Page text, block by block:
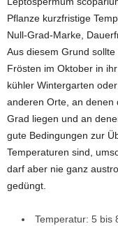
Pflanze kurzfristige
Null-Grad-Marke,
Aus diesem Grund
Frösten im Oktober in
kühler Wintergarten
anderen Orte, an denen
Grad liegen und an
gute Bedingungen zur
Temperaturen sind,
darf aber nie ganz
gedüngt.
Temperatur: 5 bis